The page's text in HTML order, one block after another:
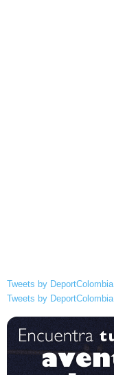
Tweets by DeportColombia
Tweets by DeportColombia